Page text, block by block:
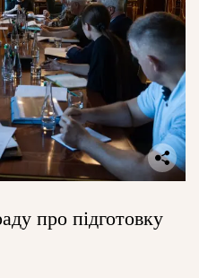
про підготовку